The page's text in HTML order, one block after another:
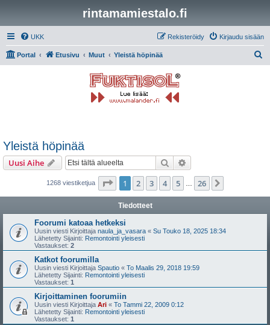
rintamamiestalo.fi
UKK Kirjaudu sisään
Rekisteröidy
Portal Etusivu Muut Yleistä höpinää
Yleistä höpinää
Uusi Aihe Etsi
1268 viestiketjua Sivu /26
1 2 3 4 5 26
Tiedotteet
Foorumi katoaa hetkeksi
Uusin viesti Kirjoittaja naula_ja_vasara « Su Touko 18, 2025 18:34
Lähetetty Sijainti: Remontointi yleisesti
Vastaukset: 2
Katkot foorumilla
Uusin viesti Kirjoittaja Spautio « To Maalis 29, 2018 19:59
Lähetetty Sijainti: Remontointi yleisesti
Vastaukset: 1
Kirjoittaminen foorumiin
Uusin viesti Kirjoittaja Ari « To Tammi 22, 2009 0:12
Lähetetty Sijainti: Remontointi yleisesti
Vastaukset: 1